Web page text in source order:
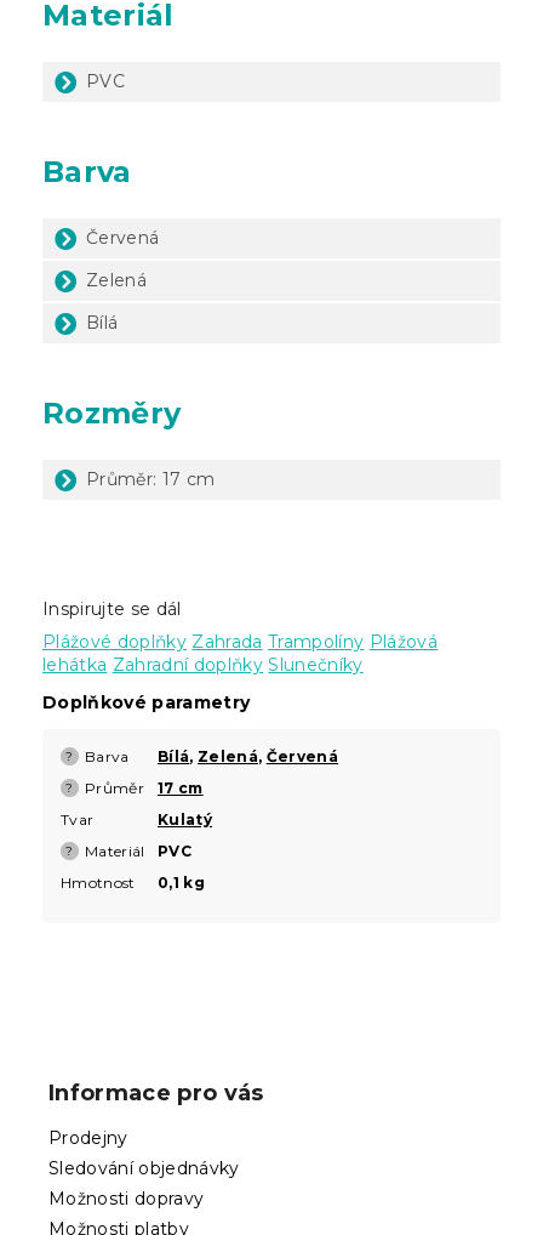
Materiál
PVC
Barva
Červená
Zelená
Bílá
Rozměry
Průměr: 17 cm
Inspirujte se dál
Plážové doplňky Zahrada Trampolíny Plážová
lehátka Zahradní doplňky Slunečníky
Doplňkové parametry
? Barva Bílá, Zelená, Červená
? Průměr
17 cm
Tvar
Kulatý
? Materiál
PVC
Hmotnost
0,1 kg
Informace pro vás
Prodejny
Sledování objednávky
Možnosti dopravy
Možnosti platby